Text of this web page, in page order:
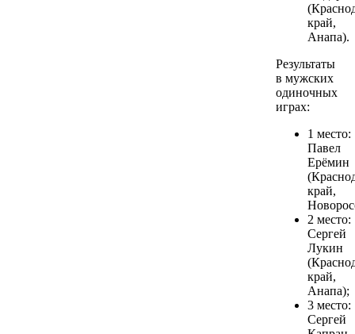
край,
Анапа).
Результаты
в мужских
одиночных
играх:
1 место:
Павел
Ерёмин
край,
2 место:
Сергей
Лукин
край,
Анапа);
3 место:
Сергей